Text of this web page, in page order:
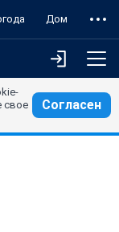
Дом
свое
Согласен